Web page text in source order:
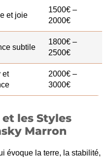
et joie
1500€ –
2000€
subtile
1800€ –
2500€
et
2000€ –
3000€
les Styles
Marron
évoque la terre, la stabilité,